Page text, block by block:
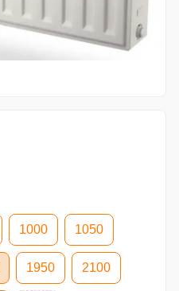
1000 1050
1950 2100